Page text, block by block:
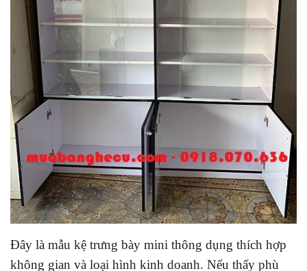
Đây là mẫu kệ trưng bày mini thông dụng thích hợp
không gian và loại hình kinh doanh. Nếu thấy phù